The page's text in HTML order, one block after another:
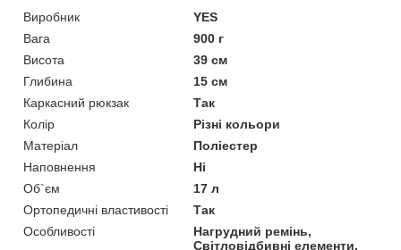
Виробник
YES
Вага
900 г
Висота
39 см
Глибина
15 см
Каркасний рюкзак
Так
Колір
Різні кольори
Матеріал
Поліестер
Наповнення
Ні
Об`єм
17 л
Ортопедичні властивості
Так
Особливості
Нагрудний ремінь,
Світловідбивні елементи,